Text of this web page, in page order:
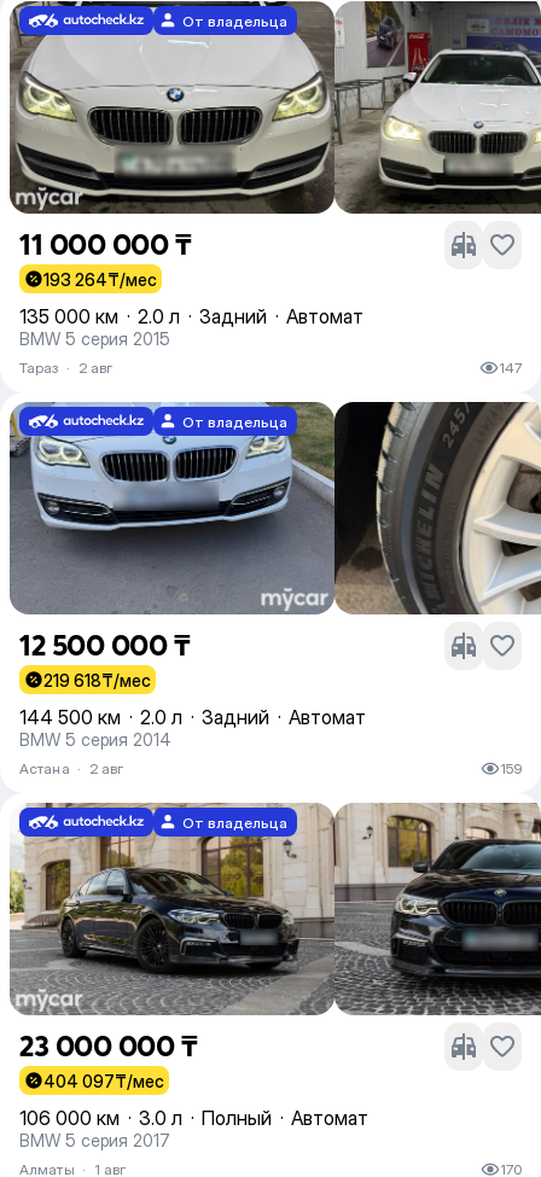
От владельца
11 000 000 ₸
193 264₸/мес
135 000 км · 2.0 л · Задний · Автомат
BMW 5 серия 2015
Тараз · 2 авг 147
От владельца
12 500 000 ₸
219 618₸/мес
144 500 км · 2.0 л · Задний · Автомат
BMW 5 серия 2014
Астана · 2 авг 159
От владельца
23 000 000 ₸
404 097₸/мес
106 000 км · 3.0 л · Полный · Автомат
BMW 5 серия 2017
Алматы · 1 авг 170